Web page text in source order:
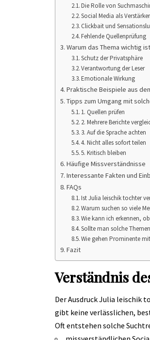
Die Rolle von
Social Media als Verstärker
Clickbait und
Fehlende Quellenprüfung
Warum das Thema wichtig ist
Schutz der Privatsphäre
Verantwortung der Leser
Emotionale Wirkung
Praktische Beispiele aus
Tipps zum Umgang mit
1. Quellen prüfen
2. Mehrere Berichte
3. Auf die Sprache achten
4. Nicht alles sofort teilen
5. Kritisch bleiben
Häufige Missverständnisse
Interessante Fakten und
FAQs
Ist Julia leischik tochter
Warum suchen so viele
Wie kann ich erkennen,
Sollte man solche
Wie gehen Prominente
Fazit
Verständnis
Der AusdruckJulia leischik
gibt keine verlässlichen,
Oft entstehen solche